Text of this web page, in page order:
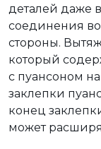
деталей даже
соединения
стороны.
который
с пуансоном
заклепки
конец
может